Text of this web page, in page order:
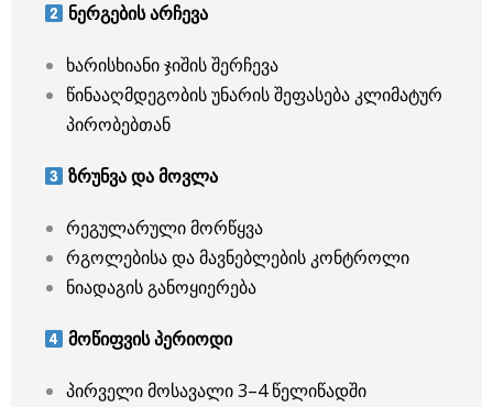
ნერგების არჩევა
ხარისხიანი ჯიშის შერჩევა
წინააღმდეგობის უნარის შეფასება კლიმატურ
პირობებთან
ზრუნვა და მოვლა
რეგულარული მორწყვა
რგოლებისა და მავნებლების კონტროლი
ნიადაგის განოყიერება
მოწიფვის პერიოდი
პირველი მოსავალი 3–4 წელიწადში